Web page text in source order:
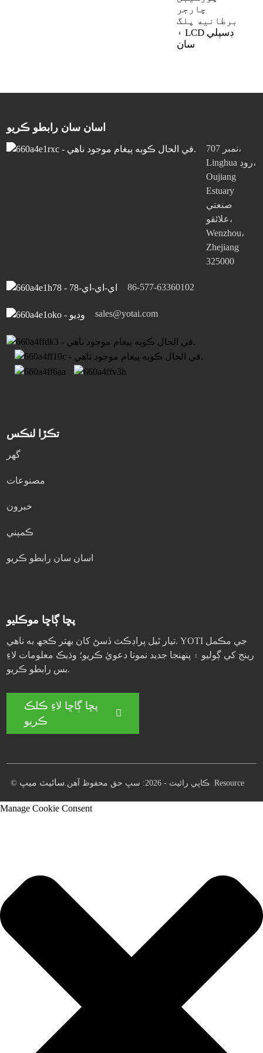
مفت پيڪنگ ڊيزائن جون خدمتون
چارجر
برطانيه پلگ
۽ LCD ڊسپلي
سان
اسان سان رابطو ڪريو
نمبر 707،
Linghua روڊ،
Oujiang
Estuary
صنعتي
علائقو،
Wenzhou،
Zhejiang
325000
86-577-63360102
sales@yotai.com
تڪڙا لنڪس
گھر
مصنوعات
خبرون
ڪمپني
اسان سان رابطو ڪريو
پڇا ڳاڇا موڪليو
تيار ٿيل پراڊڪٽ ڏسڻ کان بهتر ڪجھ به ناهي. YOTI جي مڪمل
رينج کي ڳوليو ۽ پنهنجا جديد نمونا دعويٰ ڪريو؛ وڌيڪ معلومات لاءِ
بس رابطو ڪريو.
پڇا ڳاڇا لاءِ ڪلڪ
ڪريو
© ڪاپي رائيٽ - 2026: سڀ حق محفوظ آهن. سائيٽ ميپ Resource
Manage Cookie Consent